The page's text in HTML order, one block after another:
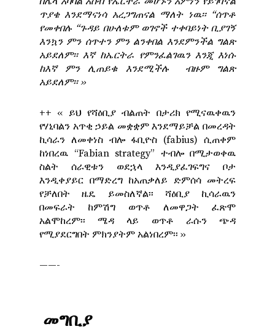
ጥያቄ እንደማናነሳ አረጋግጠናል ማለት ነዉ፡፡ “ሰጥቶ
የመቀበሉ “ጉዳይ በሁለቱም ወገኖች ተቀባይነት ቢያገኝ
እንኳን ምን ሰጥተን ምን ልንቀበል እንደምንችል ግልጽ
አይደለም፡፡ እኛ ከኤርትራ የምንፈልገዉን እንጂ እነሱ
ከእኛ ምን ሊጠይቁ እንደሚችሉ ብዙም ግልጽ
አይደለም፡፡ ››
++ ‹‹ ይህ የሻዕቢያ ብልጠት በታሪክ የሚናዉቀዉን
የሃኒባልን አጥቂ ኃይል መቋቋም እንደማይቻል በመረዳት
ኪሳራን ለመቀነስ ብሎ ፋቢዮስ (fabius) ሲጠቀም
ከነበረዉ “Fabian strategy” ተብሎ በሚታወቀዉ
ስልት ሰራዊቱን ወደኋላ እንዲያፈገፍግና ቦታ
እንዲቀያይር በማድረግ ከአጠቃለይ ድምሰሳ መትረፍ
የቻለበት ዜዴ ይመስለኛል፡፡ ሻዕቢያ ኪሳራዉን
በመፍራት ከምሽግ ወጥቶ ለመዋጋት ፈጽሞ
አልሞከረም፡፡ ሜዳ ላይ ወጥቶ ራሱን ጭዳ
የሚያደርግበት ምክንያትም አልነበረም፡፡ ››
——-
መግቢያ